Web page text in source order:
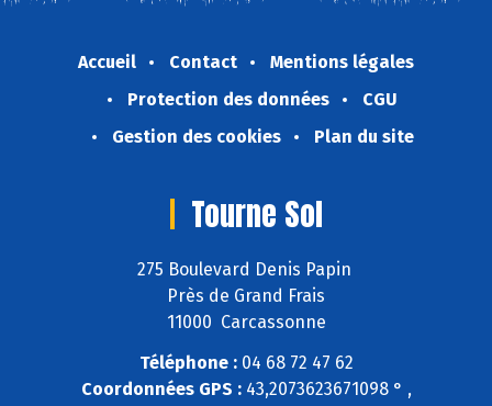
Accueil Contact
Mentions légales
Protection des données
CGU
Gestion des cookies
Plan du site
Tourne Sol
275 Boulevard Denis Papin
Près de Grand Frais
11000 Carcassonne
Téléphone :04 68 72 47 62
Coordonnées GPS :43,2073623671098 ° ,